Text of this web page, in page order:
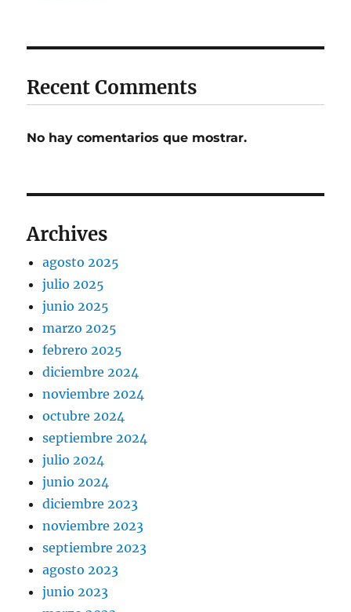
Recent Comments
No hay comentarios que mostrar.
Archives
agosto 2025
julio 2025
junio 2025
marzo 2025
febrero 2025
diciembre 2024
noviembre 2024
octubre 2024
septiembre 2024
julio 2024
junio 2024
diciembre 2023
noviembre 2023
septiembre 2023
agosto 2023
junio 2023